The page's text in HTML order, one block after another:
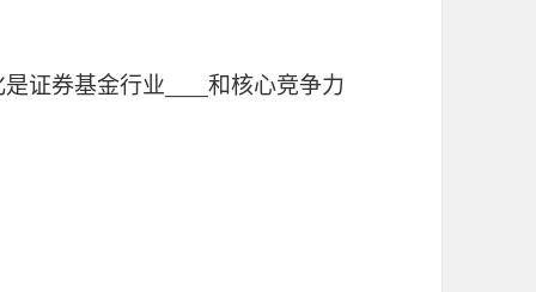
证券基金行业____和核心竞争力